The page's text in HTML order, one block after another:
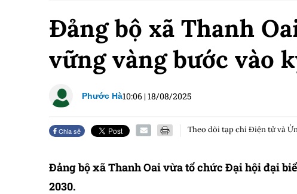
Đảng bộ xã Thanh
vững vàng bước vào
Phước Hà10:06 |18/08/2025
Chia sẻ Theo dõi tạp chí Điện tử và
Đảng bộ xã Thanh Oai vừa tổ chức Đại hội đại
2030.